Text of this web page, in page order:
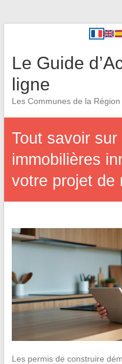
Le Guide
ligne
Les Communes de la
Tout savoir
immobilières
votre projet de
Les permis de construire